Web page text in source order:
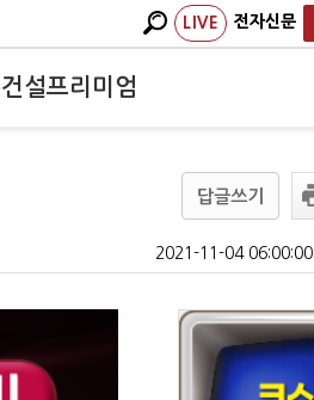
LIVE 전자신문
건설프리미엄
답글쓰기
2021-11-04 06:00:00